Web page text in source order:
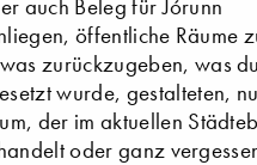
auch Beleg für Jórunn
öffentliche Räume
zurückzugeben, was
wurde, gestalteten,
der im aktuellen
oder ganz